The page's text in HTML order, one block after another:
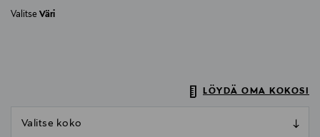
Valitse Väri
LÖYDÄ OMA KOKOSI